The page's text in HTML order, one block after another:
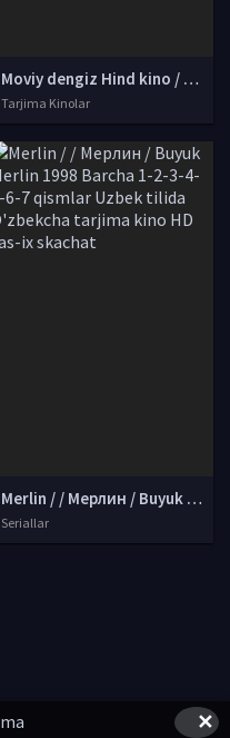
Moviy dengiz Hind kino / Мовий денгиз Хинд кино Uzbek tilida O'zbekcha tarjima kino 2009 HD tas-ix skachat
Tarjima Kinolar
Merlin / / Мерлин / Buyuk Merlin 1998 Barcha 1-2-3-4-5-6-7 qismlar Uzbek tilida O'zbekcha tarjima kino HD tas-ix skachat
Seriallar
✕